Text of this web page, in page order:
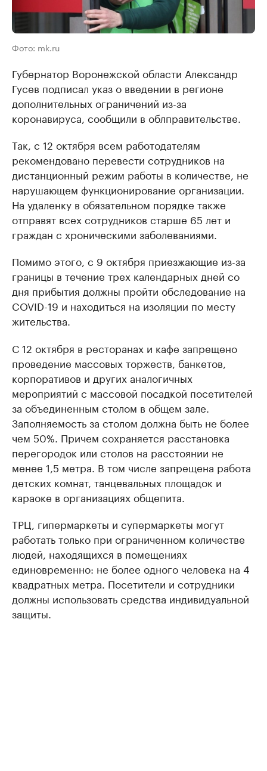
Фото: mk.ru
Губернатор Воронежской области Александр
Гусев подписал указ о введении в регионе
дополнительных ограничений из-за
коронавируса, сообщили в облправительстве.
Так, с 12 октября всем работодателям
рекомендовано перевести сотрудников на
дистанционный режим работы в количестве, не
нарушающем функционирование организации.
На удаленку в обязательном порядке также
отправят всех сотрудников старше 65 лет и
граждан с хроническими заболеваниями.
Помимо этого, с 9 октября приезжающие из-за
границы в течение трех календарных дней со
дня прибытия должны пройти обследование на
COVID-19 и находиться на изоляции по месту
жительства.
С 12 октября в ресторанах и кафе запрещено
проведение массовых торжеств, банкетов,
корпоративов и других аналогичных
мероприятий с массовой посадкой посетителей
за объединенным столом в общем зале.
Заполняемость за столом должна быть не более
чем 50%. Причем сохраняется расстановка
перегородок или столов на расстоянии не
менее 1,5 метра. В том числе запрещена работа
детских комнат, танцевальных площадок и
караоке в организациях общепита.
ТРЦ, гипермаркеты и супермаркеты могут
работать только при ограниченном количестве
людей, находящихся в помещениях
единовременно: не более одного человека на 4
квадратных метра. Посетители и сотрудники
должны использовать средства индивидуальной
защиты.